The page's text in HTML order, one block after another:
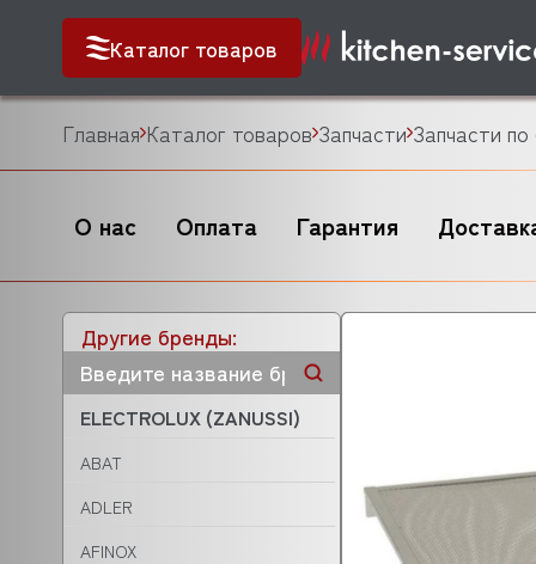
Каталог товаров
Главная Каталог товаров Запчасти Запчасти
О нас Оплата Гарантия
Другие бренды:
ELECTROLUX (ZANUSSI)
ABAT
ADLER
AFINOX